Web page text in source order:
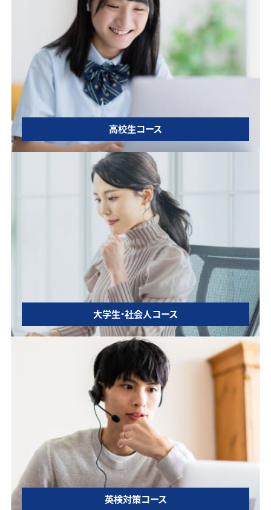
高校生コース
大学生・社会人コース
英検対策コース